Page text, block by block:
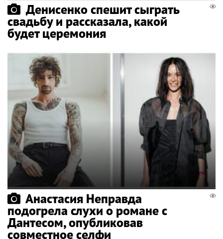
Денисенко спешит сыграть
свадьбу и рассказала, какой
будет церемония
Анастасия Неправда
подогрела слухи о романе с
Дантесом, опубликовав
совместное селфи